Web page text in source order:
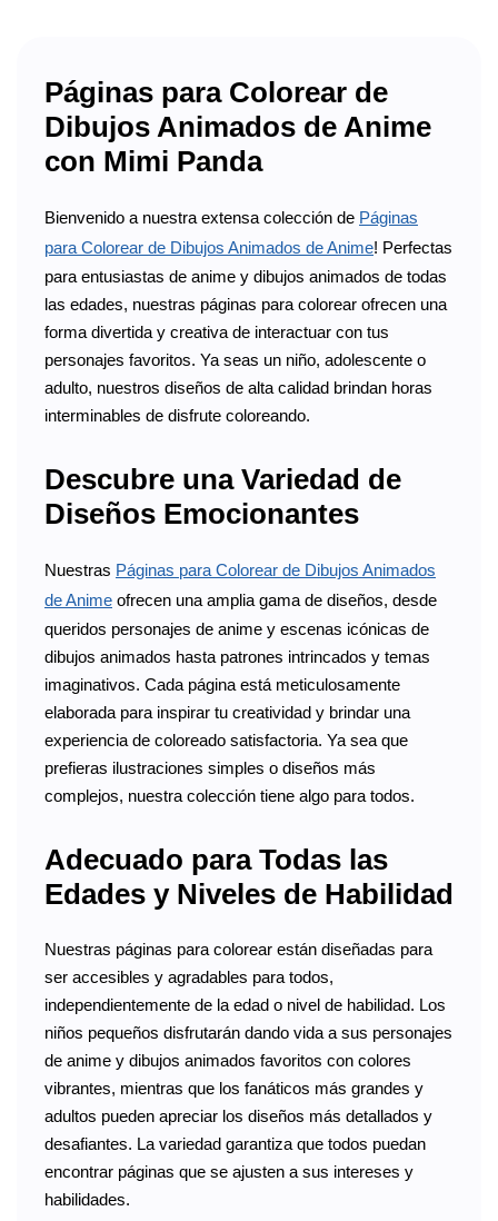
Páginas para Colorear de
Dibujos Animados de Anime
con Mimi Panda
Bienvenido a nuestra extensa colección de Páginas
para Colorear de Dibujos Animados de Anime! Perfectas
para entusiastas de anime y dibujos animados de todas
las edades, nuestras páginas para colorear ofrecen una
forma divertida y creativa de interactuar con tus
personajes favoritos. Ya seas un niño, adolescente o
adulto, nuestros diseños de alta calidad brindan horas
interminables de disfrute coloreando.
Descubre una Variedad de
Diseños Emocionantes
Nuestras Páginas para Colorear de Dibujos Animados
de Anime ofrecen una amplia gama de diseños, desde
queridos personajes de anime y escenas icónicas de
dibujos animados hasta patrones intrincados y temas
imaginativos. Cada página está meticulosamente
elaborada para inspirar tu creatividad y brindar una
experiencia de coloreado satisfactoria. Ya sea que
prefieras ilustraciones simples o diseños más
complejos, nuestra colección tiene algo para todos.
Adecuado para Todas las
Edades y Niveles de Habilidad
Nuestras páginas para colorear están diseñadas para
ser accesibles y agradables para todos,
independientemente de la edad o nivel de habilidad. Los
niños pequeños disfrutarán dando vida a sus personajes
de anime y dibujos animados favoritos con colores
vibrantes, mientras que los fanáticos más grandes y
adultos pueden apreciar los diseños más detallados y
desafiantes. La variedad garantiza que todos puedan
encontrar páginas que se ajusten a sus intereses y
habilidades.